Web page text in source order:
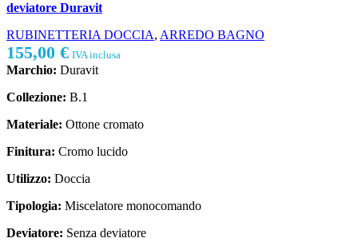
deviatore Duravit
RUBINETTERIA DOCCIA, ARREDO BAGNO
155,00 € IVA inclusa
Marchio: Duravit
Collezione: B.1
Materiale: Ottone cromato
Finitura: Cromo lucido
Utilizzo: Doccia
Tipologia: Miscelatore monocomando
Deviatore: Senza deviatore